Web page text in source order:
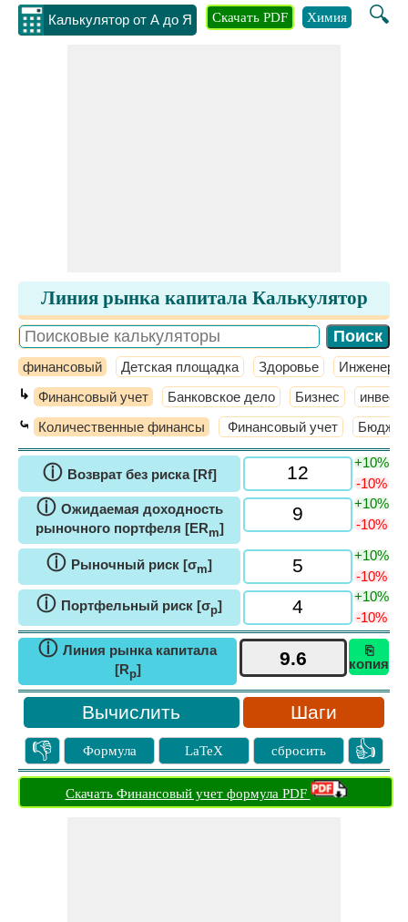
Калькулятор от А до Я 🔍
Скачать PDF Химия
Линия рынка капитала Калькулятор
финансовый Детская площадка Здоровье
↳ Финансовый учет Банковское дело Бизнес
⤿ Количественные финансы Финансовый учет
ⓘ Возврат без риска [Rf]
+10%
-10%
ⓘ Ожидаемая доходность
рыночного портфеля [ERm]
+10%
-10%
ⓘ Рыночный риск [σm]
+10%
-10%
ⓘ Портфельный риск [σp]
+10%
-10%
ⓘ Линия рынка капитала
[Rp]
⎘
копия
Шаги
👎 Формула LaTeX сбросить 👍
Скачать Финансовый учет формула PDF